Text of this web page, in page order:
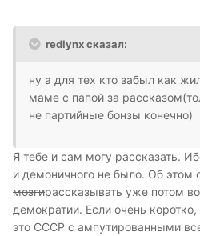
redlynx сказал:
ну а для тех кто забыл как
маме с папой за
не партийные бонзы конечно)
Я тебе и сам могу рассказать.
и демоничного не было. Об этом
мозгирассказывать уже потом
демократии. Если очень
это СССР с ампутированными